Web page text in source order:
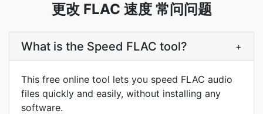
更改 FLAC 速度 常问问题
What is the Speed FLAC tool? +
This free online tool lets you speed FLAC audio
files quickly and easily, without installing any
software.